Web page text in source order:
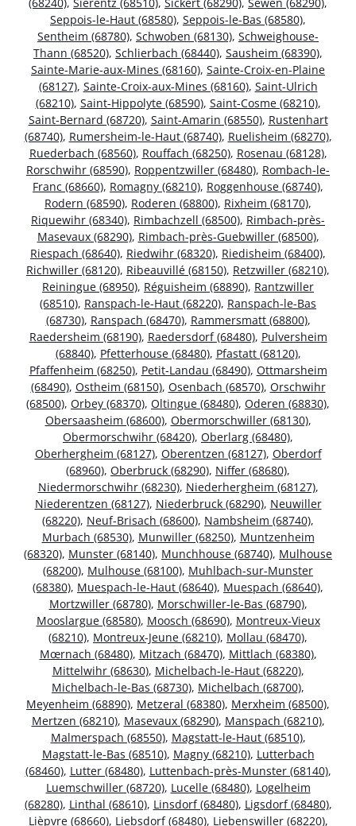
Seppois-le-Haut (68580), Seppois-le-Bas (68580),
Sentheim (68780), Schwoben (68130), Schweighouse-
Thann (68520), Schlierbach (68440), Sausheim (68390),
Sainte-Marie-aux-Mines (68160), Sainte-Croix-en-Plaine
(68127), Sainte-Croix-aux-Mines (68160), Saint-Ulrich
(68210), Saint-Hippolyte (68590), Saint-Cosme (68210),
Saint-Bernard (68720), Saint-Amarin (68550), Rustenhart
(68740), Rumersheim-le-Haut (68740), Ruelisheim (68270),
Ruederbach (68560), Rouffach (68250), Rosenau (68128),
Rorschwihr (68590), Roppentzwiller (68480), Rombach-le-
Franc (68660), Romagny (68210), Roggenhouse (68740),
Rodern (68590), Roderen (68800), Rixheim (68170),
Riquewihr (68340), Rimbachzell (68500), Rimbach-près-
Masevaux (68290), Rimbach-près-Guebwiller (68500),
Riespach (68640), Riedwihr (68320), Riedisheim (68400),
Richwiller (68120), Ribeauvillé (68150), Retzwiller (68210),
Reiningue (68950), Réguisheim (68890), Rantzwiller
(68510), Ranspach-le-Haut (68220), Ranspach-le-Bas
(68730), Ranspach (68470), Rammersmatt (68800),
Raedersheim (68190), Raedersdorf (68480), Pulversheim
(68840), Pfetterhouse (68480), Pfastatt (68120),
Pfaffenheim (68250), Petit-Landau (68490), Ottmarsheim
(68490), Ostheim (68150), Osenbach (68570), Orschwihr
(68500), Orbey (68370), Oltingue (68480), Oderen (68830),
Obersaasheim (68600), Obermorschwiller (68130),
Obermorschwihr (68420), Oberlarg (68480),
Oberhergheim (68127), Oberentzen (68127), Oberdorf
(68960), Oberbruck (68290), Niffer (68680),
Niedermorschwihr (68230), Niederhergheim (68127),
Niederentzen (68127), Niederbruck (68290), Neuwiller
(68220), Neuf-Brisach (68600), Nambsheim (68740),
Murbach (68530), Munwiller (68250), Muntzenheim
(68320), Munster (68140), Munchhouse (68740), Mulhouse
(68200), Mulhouse (68100), Muhlbach-sur-Munster
(68380), Muespach-le-Haut (68640), Muespach (68640),
Mortzwiller (68780), Morschwiller-le-Bas (68790),
Mooslargue (68580), Moosch (68690), Montreux-Vieux
(68210), Montreux-Jeune (68210), Mollau (68470),
Mœrnach (68480), Mitzach (68470), Mittlach (68380),
Mittelwihr (68630), Michelbach-le-Haut (68220),
Michelbach-le-Bas (68730), Michelbach (68700),
Meyenheim (68890), Metzeral (68380), Merxheim (68500),
Mertzen (68210), Masevaux (68290), Manspach (68210),
Malmerspach (68550), Magstatt-le-Haut (68510),
Magstatt-le-Bas (68510), Magny (68210), Lutterbach
(68460), Lutter (68480), Luttenbach-près-Munster (68140),
Luemschwiller (68720), Lucelle (68480), Logelheim
(68280), Linthal (68610), Linsdorf (68480), Ligsdorf (68480),
Lièpvre (68660), Liebsdorf (68480), Liebenswiller (68220),